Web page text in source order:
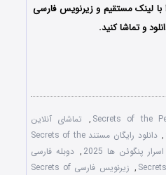
با لینک مستقیم و زیرنویس فارسی
و تماشا کنید.
Secrets of the
, تماشای آنلاین
,
دانلود رایگان مستند Secrets of the
پنگوئن ها 2025 , دوبله فارسی
,
زیرنویس فارسی Secrets of